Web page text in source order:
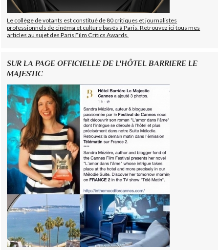
Le collège de votants est constitué de 80 critiques et journalistes
professionnels de cinéma et culture basés à Paris. Retrouvez ici tous mes
articles au sujet des Paris Film Critics Awards.
SUR LA PAGE OFFICIELLE DE L'HÔTEL BARRIERE LE
MAJESTIC